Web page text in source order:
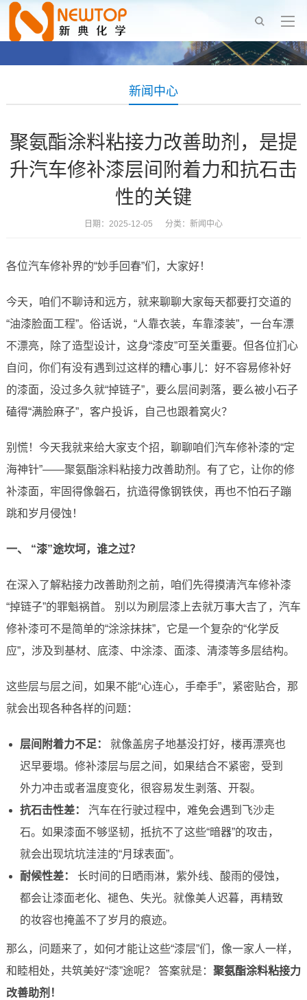
新闻中心
聚氨酯涂料粘接力改善助剂，是提
升汽车修补漆层间附着力和抗石击
性的关键
日期：2025-12-05 分类： 新闻中心
各位汽车修补界的“妙手回春”们，大家好！
今天，咱们不聊诗和远方，就来聊聊大家每天都要打交道的
“油漆脸面工程”。俗话说，“人靠衣装，车靠漆装”，一台车漂
不漂亮，除了造型设计，这身“漆皮”可至关重要。但各位扪心
自问，你们有没有遇到过这样的糟心事儿：好不容易修补好
的漆面，没过多久就“掉链子”，要么层间剥落，要么被小石子
磕得“满脸麻子”，客户投诉，自己也跟着窝火？
别慌！今天我就来给大家支个招，聊聊咱们汽车修补漆的“定
海神针”——聚氨酯涂料粘接力改善助剂。有了它，让你的修
补漆面，牢固得像磐石，抗造得像钢铁侠，再也不怕石子蹦
跳和岁月侵蚀！
一、 “漆”途坎坷，谁之过？
在深入了解粘接力改善助剂之前，咱们先得摸清汽车修补漆
“掉链子”的罪魁祸首。 别以为刷层漆上去就万事大吉了，汽车
修补漆可不是简单的“涂涂抹抹”，它是一个复杂的“化学反
应”，涉及到基材、底漆、中涂漆、面漆、清漆等多层结构。
这些层与层之间，如果不能“心连心，手牵手”，紧密贴合，那
就会出现各种各样的问题：
层间附着力不足：
就像盖房子地基没打好，楼再漂亮也
迟早要塌。修补漆层与层之间，如果结合不紧密，受到
外力冲击或者温度变化，很容易发生剥落、开裂。
抗石击性差：
汽车在行驶过程中，难免会遇到飞沙走
石。如果漆面不够坚韧，抵抗不了这些“暗器”的攻击，
就会出现坑坑洼洼的“月球表面”。
耐候性差：
长时间的日晒雨淋，紫外线、酸雨的侵蚀，
都会让漆面老化、褪色、失光。就像美人迟暮，再精致
的妆容也掩盖不了岁月的痕迹。
那么，问题来了，如何才能让这些“漆层”们，像一家人一样，
和睦相处，共筑美好“漆”途呢？ 答案就是： 聚氨酯涂料粘接力
改善助剂！